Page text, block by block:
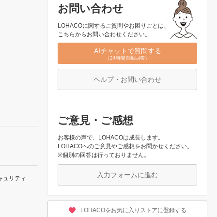
お問い合わせ
LOHACOに関するご質問やお困りごとは、
こちらからお問い合わせください。
AIチャットで質問する
（24時間自動回答）
ヘルプ・お問い合わせ
ご意見・ご感想
お客様の声で、LOHACOは成長します。
LOHACOへのご意見やご感想をお聞かせください。
※個別の回答は行っておりません。
入力フォームに進む
LOHACOをお気に入りストアに登録する
ュリティ